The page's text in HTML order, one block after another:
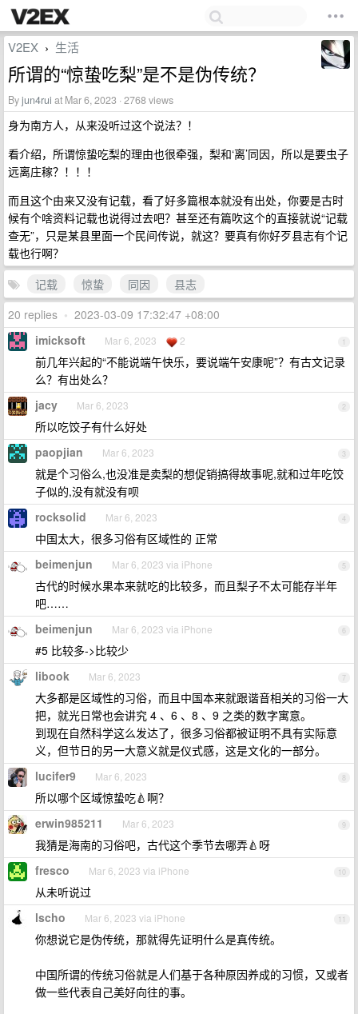
V2EX › 生活
所谓的“惊蛰吃梨”是不是伪传统？
Byjun4rui at Mar 6, 2023 · 2768 views
身为南方人，从来没听过这个说法？！
看介绍，所谓惊蛰吃梨的理由也很牵强，梨和‘离’同因，所以是要虫子
远离庄稼？！！！
而且这个由来又没有记载，看了好多篇根本就没有出处，你要是古时
候有个啥资料记载也说得过去吧？甚至还有篇吹这个的直接就说“记载
查无”，只是某县里面一个民间传说，就这？要真有你好歹县志有个记
载也行啊？
记载
惊蛰 同因
县志
20 replies • 2023-03-09 17:32:47 +08:00
1
imicksoft Mar 6, 2023 2
前几年兴起的“不能说端午快乐，要说端午安康呢”？有古文记录
么？有出处么？
2
jacy Mar 6, 2023
所以吃饺子有什么好处
3
paopjian Mar 6, 2023
就是个习俗么,也没准是卖梨的想促销搞得故事呢,就和过年吃饺
子似的,没有就没有呗
4
rocksolid Mar 6, 2023
中国太大，很多习俗有区域性的 正常
5
beimenjun Mar 6, 2023 via iPhone
古代的时候水果本来就吃的比较多，而且梨子不太可能存半年
吧……
6
beimenjun Mar 6, 2023 via iPhone
#5 比较多->比较少
7
libook Mar 6, 2023
大多都是区域性的习俗，而且中国本来就跟谐音相关的习俗一大
把，就光日常也会讲究 4 、6 、8 、9 之类的数字寓意。
到现在自然科学这么发达了，很多习俗都被证明不具有实际意
义，但节日的另一大意义就是仪式感，这是文化的一部分。
8
lucifer9 Mar 6, 2023
所以哪个区域惊蛰吃🍐啊？
9
erwin985211 Mar 6, 2023
我猜是海南的习俗吧，古代这个季节去哪弄🍐呀
10
fresco Mar 6, 2023 via iPhone
从未听说过
11
lscho Mar 6, 2023 via iPhone
你想说它是伪传统，那就得先证明什么是真传统。
中国所谓的传统习俗就是人们基于各种原因养成的习惯，又或者
做一些代表自己美好向往的事。